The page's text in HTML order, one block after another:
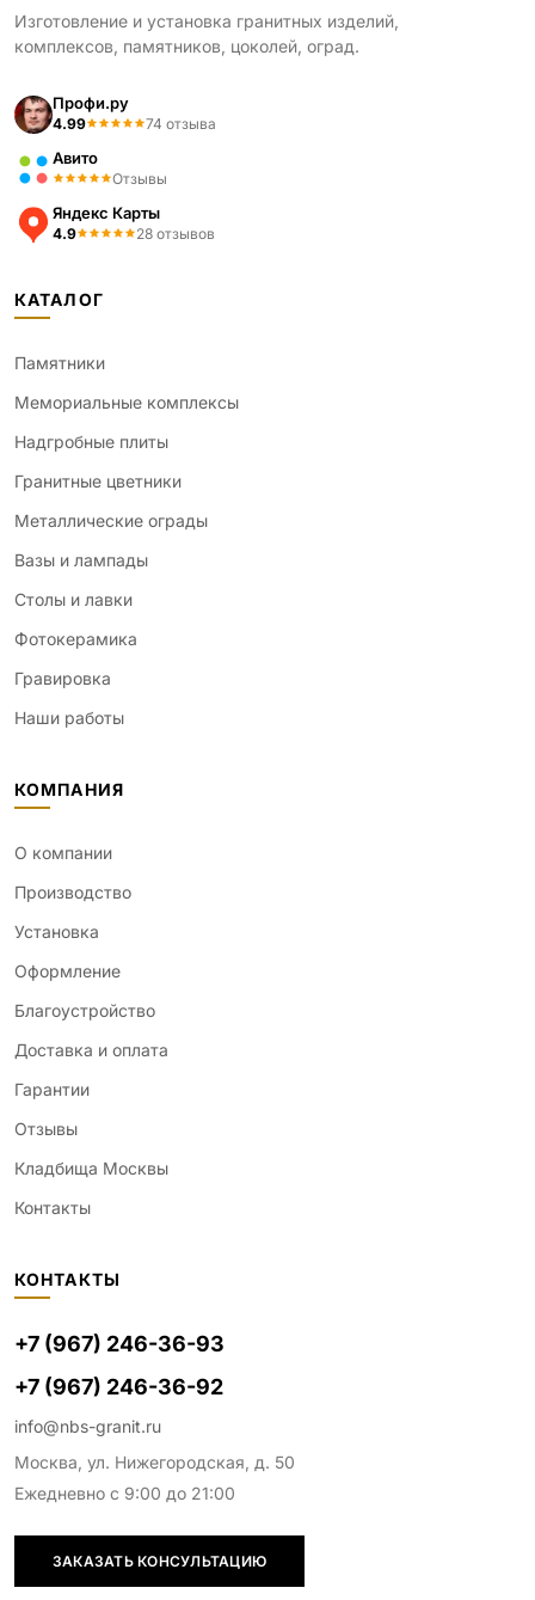
Изготовление и установка гранитных изделий,
комплексов, памятников, цоколей, оград.
Профи.ру
4.99 74 отзыва
Авито
Отзывы
Яндекс Карты
4.9 28 отзывов
КАТАЛОГ
Памятники
Мемориальные комплексы
Надгробные плиты
Гранитные цветники
Металлические ограды
Вазы и лампады
Столы и лавки
Фотокерамика
Гравировка
Наши работы
КОМПАНИЯ
О компании
Производство
Установка
Оформление
Благоустройство
Доставка и оплата
Гарантии
Отзывы
Кладбища Москвы
Контакты
КОНТАКТЫ
+7 (967) 246-36-93
+7 (967) 246-36-92
info@nbs-granit.ru
Москва, ул. Нижегородская, д. 50
Ежедневно с 9:00 до 21:00
ЗАКАЗАТЬ КОНСУЛЬТАЦИЮ